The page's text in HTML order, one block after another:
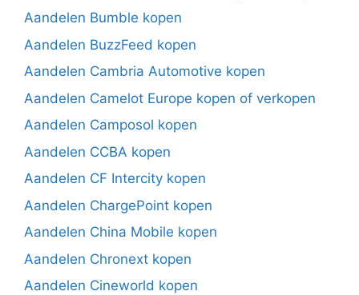
Aandelen Bumble kopen
Aandelen BuzzFeed kopen
Aandelen Cambria Automotive kopen
Aandelen Camelot Europe kopen of verkopen
Aandelen Camposol kopen
Aandelen CCBA kopen
Aandelen CF Intercity kopen
Aandelen ChargePoint kopen
Aandelen China Mobile kopen
Aandelen Chronext kopen
Aandelen Cineworld kopen